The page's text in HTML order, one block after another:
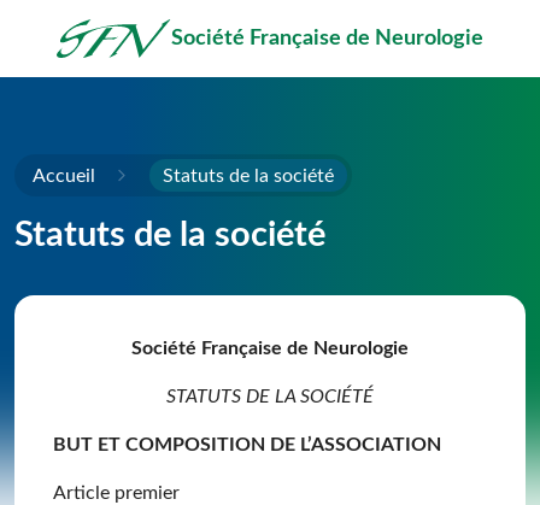
Société Française de Neurologie
Accueil Statuts de la société
Statuts de la société
Société Française de Neurologie
STATUTS DE LA SOCIÉTÉ
BUT ET COMPOSITION DE L’ASSOCIATION
Article premier